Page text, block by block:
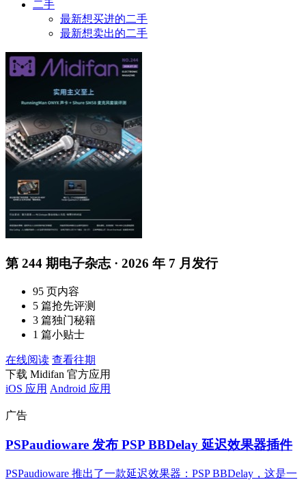
二手
最新想买进的二手
最新想卖出的二手
第 244 期电子杂志 · 2026 年 7 月发行
95 页内容
5 篇抢先评测
3 篇独门秘籍
1 篇小贴士
在线阅读 查看往期
下载 Midifan 官方应用
iOS 应用 Android 应用
广告
PSPaudioware 发布 PSP BBDelay 延迟效果器插件
PSPaudioware 推出了一款延迟效果器：PSP BBDelay，这是一